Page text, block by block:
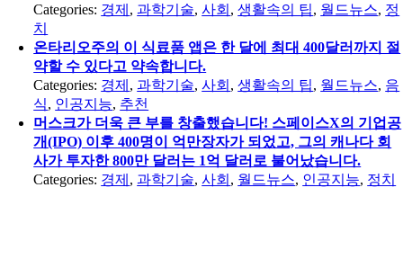
Categories: 경제 ,과학기술,사회 ,생활속의 팁, 월드뉴스, 정
치
온타리오주의 이 식료품 앱은 한 달에 최대 400달러까지 절
약할 수 있다고 약속합니다.
Categories: 경제 ,과학기술,사회 ,생활속의 팁, 월드뉴스, 음
식, 인공지능, 추천
머스크가 더욱 큰 부를 창출했습니다! 스페이스X의 기업공
개(IPO) 이후 400명이 억만장자가 되었고, 그의 캐나다 회
사가 투자한 800만 달러는 1억 달러로 불어났습니다.
Categories: 경제 ,과학기술,사회 , 월드뉴스, 인공지능, 정치